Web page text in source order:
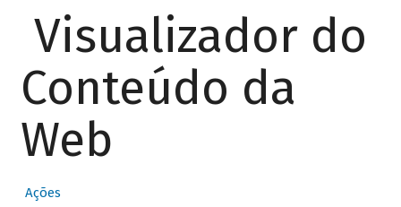
Visualizador do
Conteúdo da
Web
Ações